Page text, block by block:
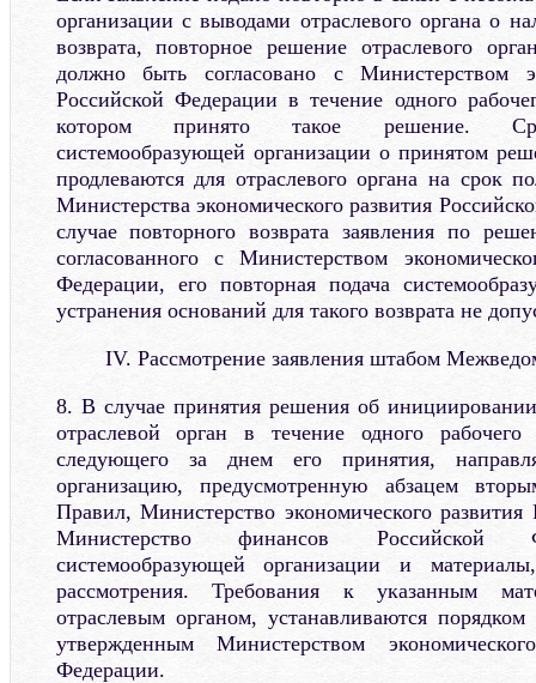
организации с выводами отраслевого органа о
возврата, повторное решение отраслевого
должно быть согласовано с Министерством
Российской Федерации в течение одного
котором принято такое решение.
системообразующей организации о принятом
продлеваются для отраслевого органа на срок
Министерства экономического развития
случае повторного возврата заявления по
согласованного с Министерством
Федерации, его повторная подача
устранения оснований для такого возврата не
IV. Рассмотрение заявления штабом
8. В случае принятия решения об инициировании
отраслевой орган в течение одного
следующего за днем его принятия,
организацию, предусмотренную абзацем
Правил, Министерство экономического
Министерство финансов Российской
системообразующей организации и
рассмотрения. Требования к указанным
отраслевым органом, устанавливаются порядком
утвержденным Министерством
Федерации.